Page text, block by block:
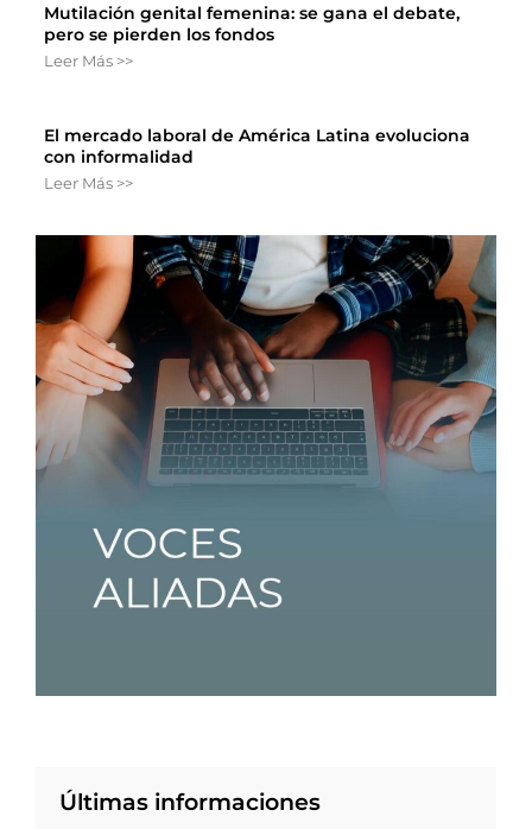
Mutilación genital femenina: se gana el debate,
pero se pierden los fondos
Leer Más >>
El mercado laboral de América Latina evoluciona
con informalidad
Leer Más >>
Últimas informaciones